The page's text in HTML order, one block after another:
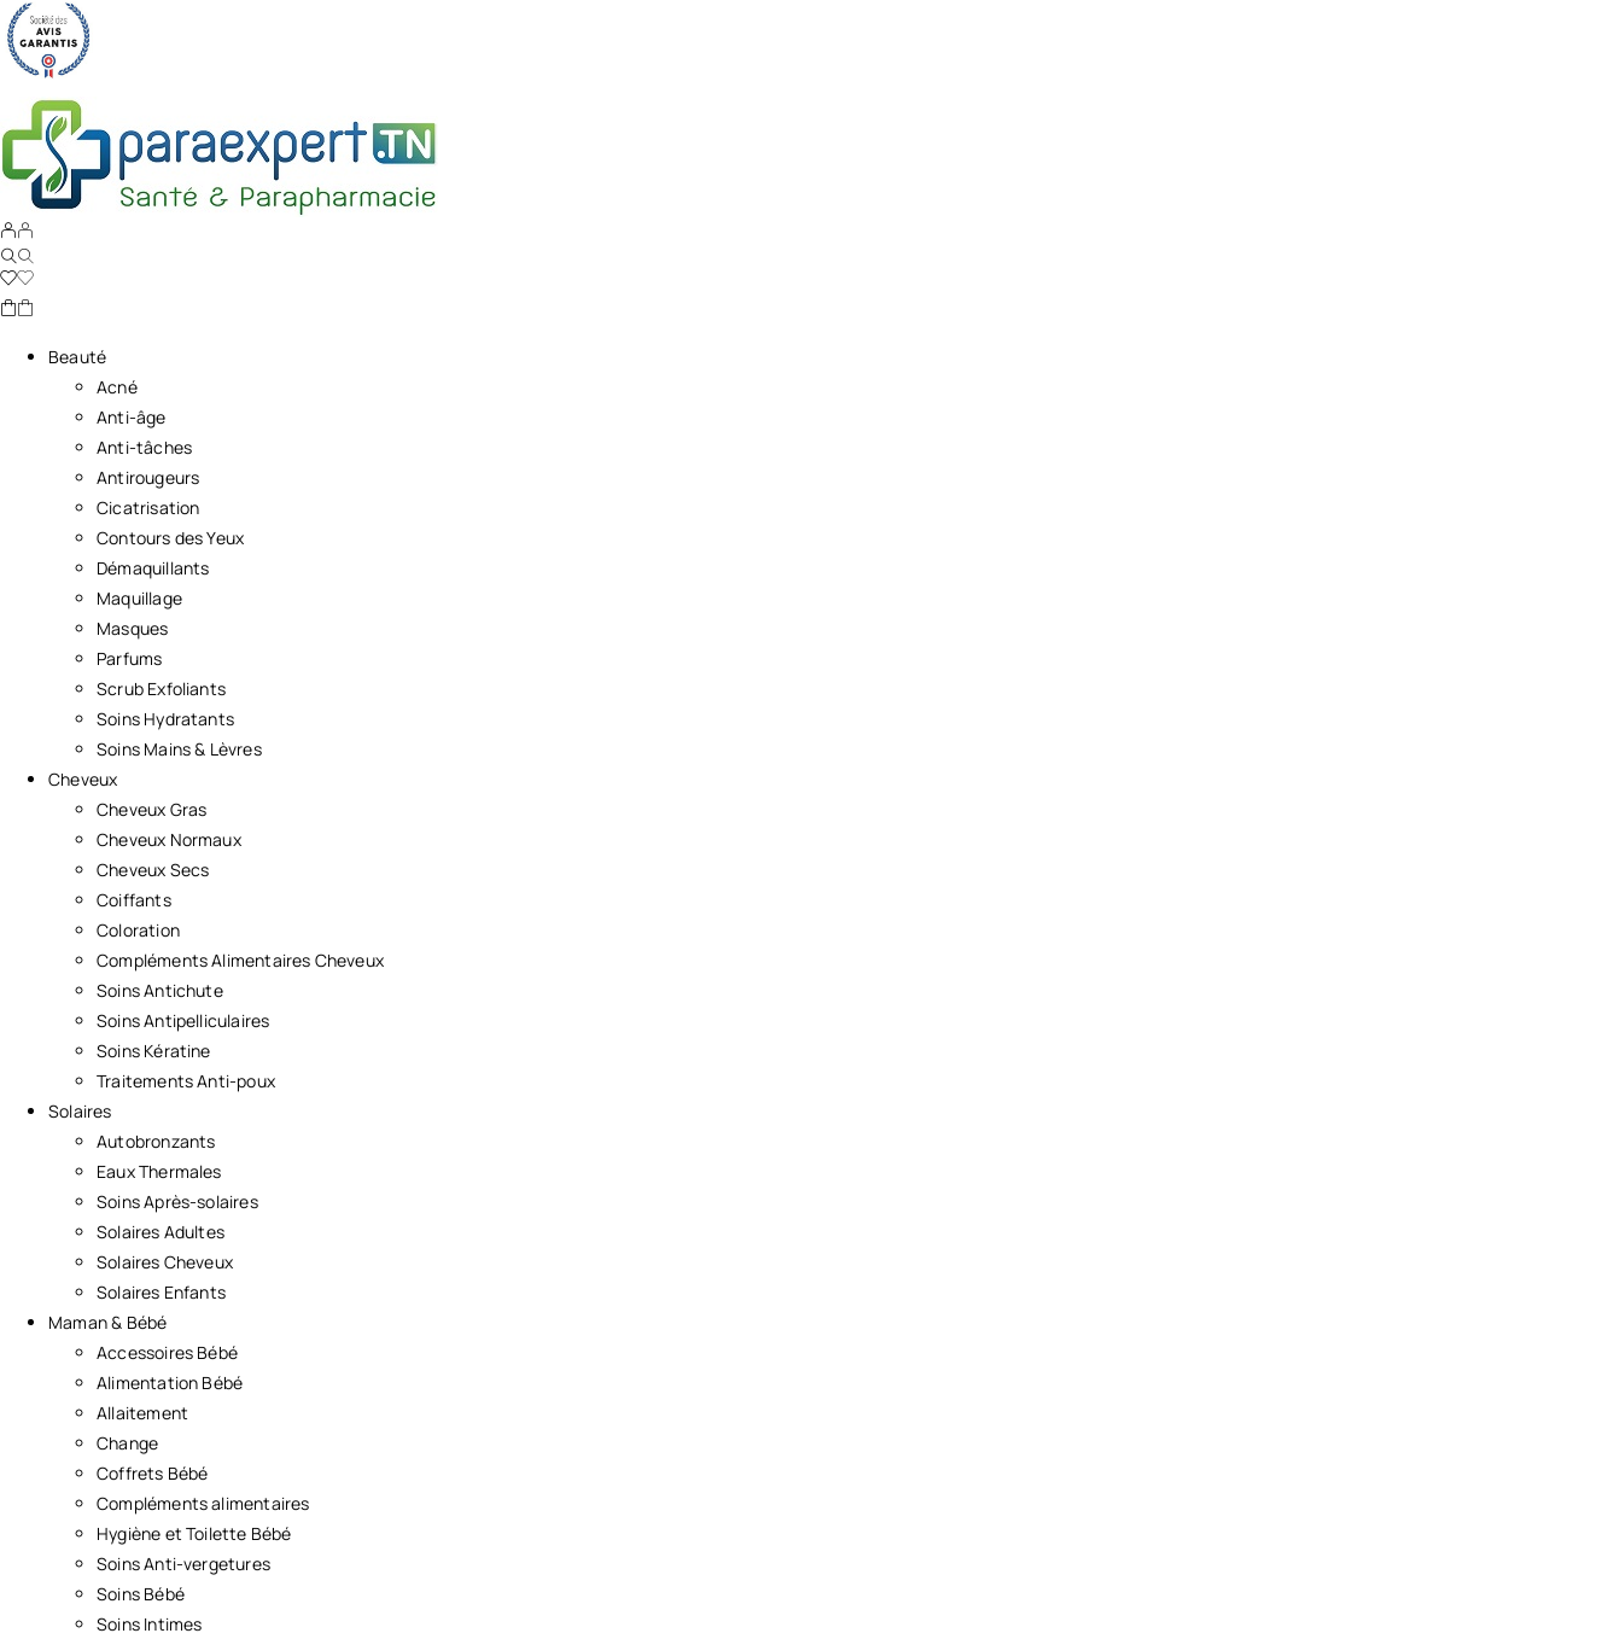
Beauté
Acné
Anti-âge
Anti-tâches
Antirougeurs
Cicatrisation
Contours des Yeux
Démaquillants
Maquillage
Masques
Parfums
Scrub Exfoliants
Soins Hydratants
Soins Mains & Lèvres
Cheveux
Cheveux Gras
Cheveux Normaux
Cheveux Secs
Coiffants
Coloration
Compléments Alimentaires Cheveux
Soins Antichute
Soins Antipelliculaires
Soins Kératine
Traitements Anti-poux
Solaires
Autobronzants
Eaux Thermales
Soins Après-solaires
Solaires Adultes
Solaires Cheveux
Solaires Enfants
Maman & Bébé
Accessoires Bébé
Alimentation Bébé
Allaitement
Change
Coffrets Bébé
Compléments alimentaires
Hygiène et Toilette Bébé
Soins Anti-vergetures
Soins Bébé
Soins Intimes